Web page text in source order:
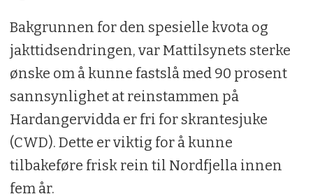
Bakgrunnen for den spesielle kvota og
jakttidsendringen, var Mattilsynets sterke
ønske om å kunne fastslå med 90 prosent
sannsynlighet at reinstammen på
Hardangervidda er fri for skrantesjuke
(CWD). Dette er viktig for å kunne
tilbakeføre frisk rein til Nordfjella innen
fem år.